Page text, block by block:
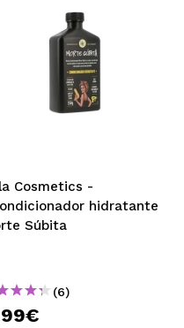
Cosmetics -
hidratante
Súbita
(6)